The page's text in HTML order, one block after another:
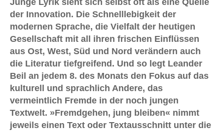
Junge Lyrik sieht sich selbst oft als eine Quelle
der Innovation. Die Schnelllebigkeit der
modernen Sprache, die Vielfalt der heutigen
Gesellschaft mit all ihren frischen Einflüssen
aus Ost, West, Süd und Nord verändern auch
die Literatur tiefgreifend. Und so legt Leander
Beil an jedem 8. des Monats den Fokus auf das
kulturell und sprachlich Andere, das
vermeintlich Fremde in der noch jungen
Textwelt. »Fremdgehen, jung bleiben« nimmt
jeweils einen Text oder Textausschnitt unter die